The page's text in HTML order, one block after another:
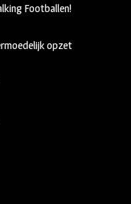
Footballen!
opzet